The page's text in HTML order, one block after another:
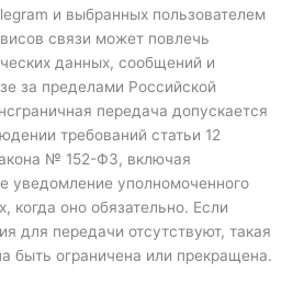
и выбранных пользователем
связи может повлечь
данных, сообщений и
за пределами Российской
передача допускается
требований статьи 12
№ 152-ФЗ, включая
уведомление уполномоченного
когда оно обязательно. Если
для передачи отсутствуют, такая
быть ограничена или прекращена.